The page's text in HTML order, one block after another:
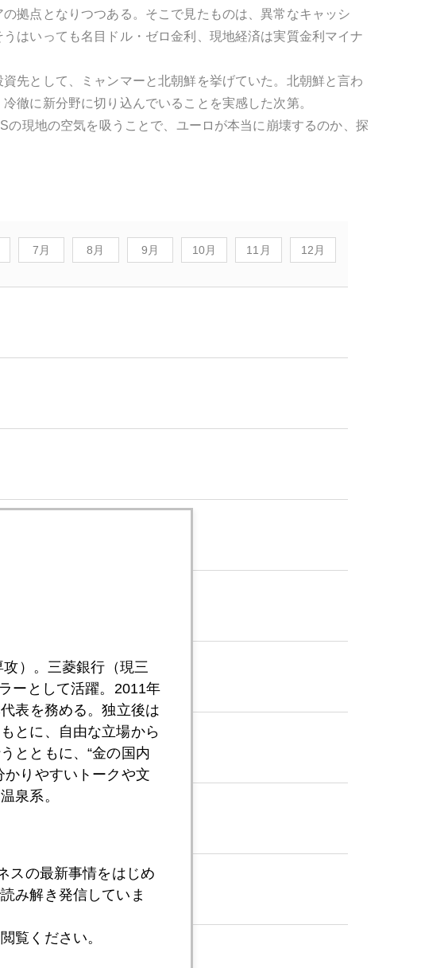
拠点となりつつある。そこで見たものは、異常なキャッシ
はいっても名目ドル・ゼロ金利、現地経済は実質金利マイナ
先として、ミャンマーと北朝鮮を挙げていた。北朝鮮と言わ
徹に新分野に切り込んでいることを実感した次第。
現地の空気を吸うことで、ユーロが本当に崩壊するのか、探
7月 8月 9月 10月 11月 12月
買い
）。三菱銀行（現三
ーとして活躍。2011年
表を務める。独立後は
とに、自由な立場から
とともに、“金の国内
かりやすいトークや文
泉系。
スの最新事情をはじめ
み解き発信していま
覧ください。